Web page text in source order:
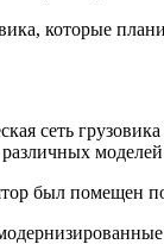
которые
сеть
различных
был помещен